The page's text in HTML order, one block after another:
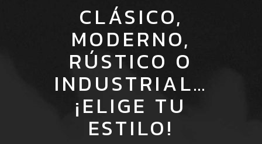
CLÁSICO,
MODERNO,
RÚSTICO O
INDUSTRIAL…
¡ELIGE TU
ESTILO!